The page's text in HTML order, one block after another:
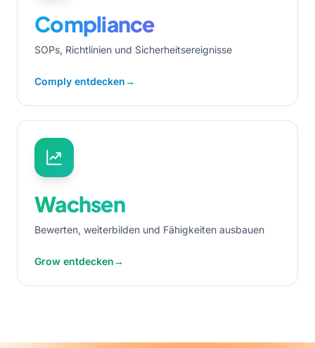
Compliance
SOPs, Richtlinien und Sicherheitsereignisse
Comply entdecken→
Wachsen
Bewerten, weiterbilden und Fähigkeiten ausbauen
Grow entdecken→